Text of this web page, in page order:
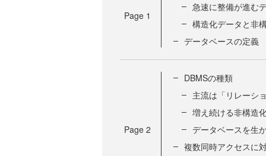
Page 1
急速に整備が進む
構造化データと非
データベースの定義
Page 2
DBMSの種類
主流は「リレーシ
増え続ける非構造
データベースを生
複数同時アクセスに